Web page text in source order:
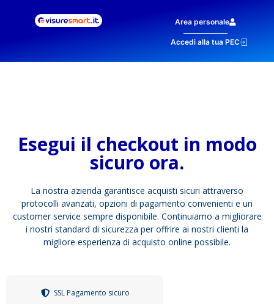
Area personale
Accedi alla tua PEC
Esegui il checkout in modo
sicuro ora.
La nostra azienda garantisce acquisti sicuri attraverso
protocolli avanzati, opzioni di pagamento convenienti e un
customer service sempre disponibile. Continuiamo a migliorare
i nostri standard di sicurezza per offrire ai nostri clienti la
migliore esperienza di acquisto online possibile.
SSL Pagamento sicuro